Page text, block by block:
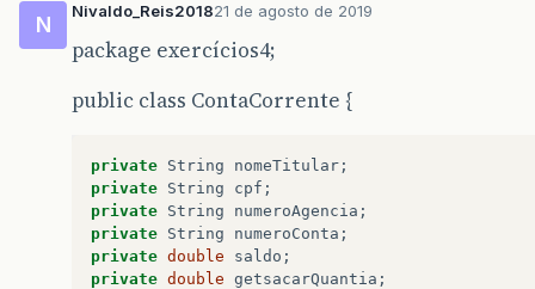
N
Nivaldo_Reis201821 de agosto de 2019
package exercícios4;
public class ContaCorrente {
private String nomeTitular ;
private String cpf ;
private String numeroAgencia ;
private String numeroConta ;
private double saldo ;
private double getsacarQuantia ;